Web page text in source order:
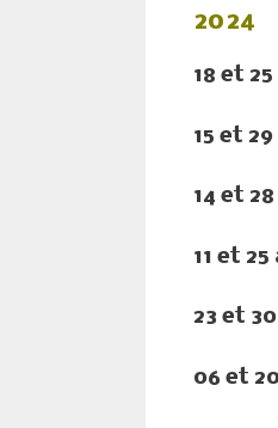
2024
18 et
15 et
14 et
11 et 25
23 et
06 et